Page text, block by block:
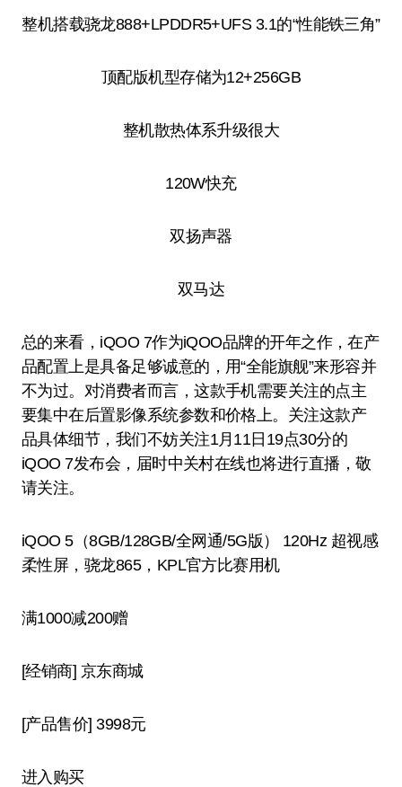
整机搭载骁龙888+LPDDR5+UFS 3.1的“性能铁三角”
顶配版机型存储为12+256GB
整机散热体系升级很大
120W快充
双扬声器
双马达
总的来看，iQOO 7作为iQOO品牌的开年之作，在产
品配置上是具备足够诚意的，用“全能旗舰”来形容并
不为过。对消费者而言，这款手机需要关注的点主
要集中在后置影像系统参数和价格上。关注这款产
品具体细节，我们不妨关注1月11日19点30分的
iQOO 7发布会，届时中关村在线也将进行直播，敬
请关注。
iQOO 5（8GB/128GB/全网通/5G版） 120Hz 超视感
柔性屏，骁龙865，KPL官方比赛用机
满1000减200赠
[经销商] 京东商城
[产品售价] 3998元
进入购买